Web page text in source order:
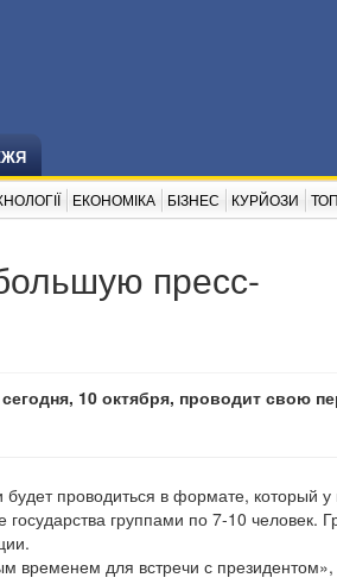
ЕКОНОМІКА БІЗНЕС КУРЙОЗИ ТОП
пресс-
10 октября, проводит свою
проводиться в формате, который у
группами по 7-10 человек.
временем для встречи с